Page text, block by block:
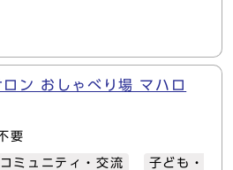
ロン おしゃべり場 マハロ
要
コミュニティ・交流 子ども・